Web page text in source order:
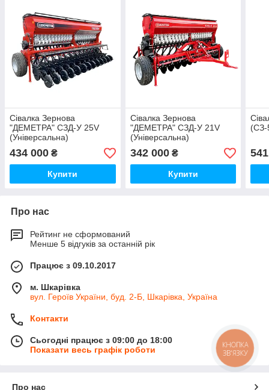
Сівалка Зернова
"ДЕМЕТРА" СЗД-У 25V
(Універсальна)
434 000 ₴
Купити
Сівалка Зернова
"ДЕМЕТРА" СЗД-У 21V
(Універсальна)
342 000₴
Купити
(СЗ-
Про нас
Рейтинг не сформований
Менше 5 відгуків за останній рік
Працює з 09.10.2017
м. Шкарівка
вул. Героїв України, буд. 2-Б, Шкарівка, Україна
Контакти
Сьогодні працює з 09:00 до 18:00
Показати весь графік роботи
Про нас
КНОПКА
ЗВ'ЯЗКУ